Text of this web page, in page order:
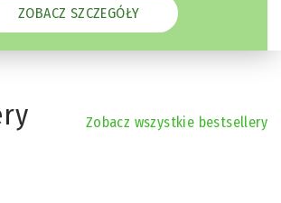
ZOBACZ SZCZEGÓŁY
Zobacz wszystkie bestsellery